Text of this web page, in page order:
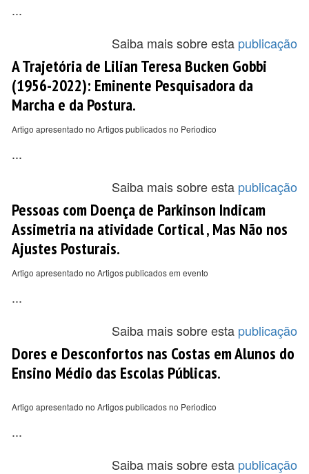
...
Saiba mais sobre esta publicação
A Trajetória de Lilian Teresa Bucken Gobbi
(1956-2022): Eminente Pesquisadora da
Marcha e da Postura.
Artigo apresentado no Artigos publicados no Periodico
...
Saiba mais sobre esta publicação
Pessoas com Doença de Parkinson Indicam
Assimetria na atividade Cortical , Mas Não nos
Ajustes Posturais.
Artigo apresentado no Artigos publicados em evento
...
Saiba mais sobre esta publicação
Dores e Desconfortos nas Costas em Alunos do
Ensino Médio das Escolas Públicas.
Artigo apresentado no Artigos publicados no Periodico
...
Saiba mais sobre esta publicação